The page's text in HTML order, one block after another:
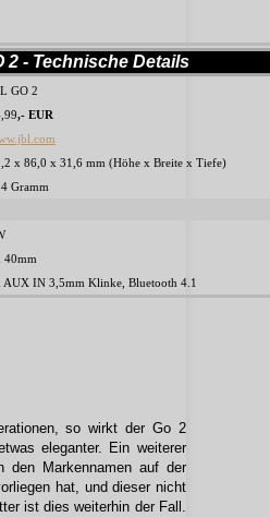
2 - Technische Details
GO 2
,- EUR
x 86,0 x 31,6 mm (Höhe x Breite x Tiefe)
Gramm
40mm
AUX IN 3,5mm Klinke, Bluetooth 4.1
so wirkt der Go 2
eleganter. Ein weiterer
den Markennamen auf der
hat, und dieser nicht
ist dies weiterhin der Fall.